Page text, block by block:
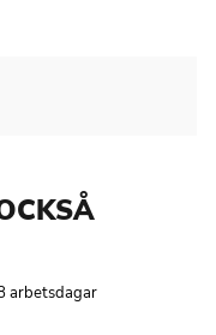
arbetsdagar